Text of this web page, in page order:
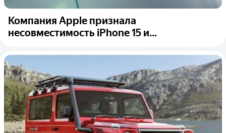
Компания Apple признала
несовместимость iPhone 15 и...